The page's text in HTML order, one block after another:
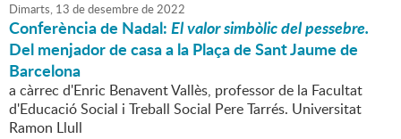
Dimarts, 13 dedesembrede2022
Conferència de Nadal:El valor simbòlic del pessebre.
Del menjador de casa a la Plaça de Sant Jaume de
Barcelona
a càrrec d'Enric Benavent Vallès, professor de la Facultat
d'Educació Social i Treball Social Pere Tarrés. Universitat
Ramon Llull